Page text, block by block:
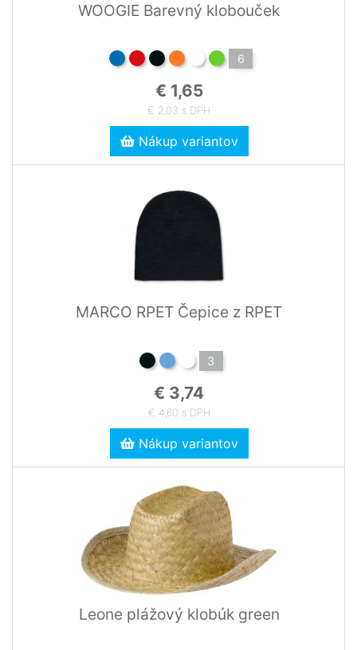
WOOGIE Barevný klobouček
6
€ 1,65
€ 2,03 s DPH
Nákup variantov
MARCO RPET Čepice z RPET
3
€ 3,74
€ 4,60 s DPH
Nákup variantov
Leone plážový klobúk green